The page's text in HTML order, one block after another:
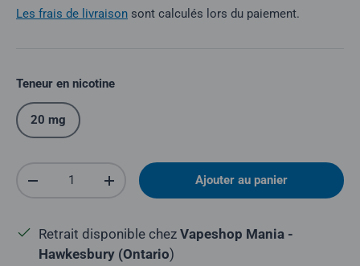
Les frais de livraison sont calculés lors du paiement.
Teneur en nicotine
20 mg
Quantité
Réduire la quantitéAugmenter la quantitéAjouter au panier
Retrait disponible chez Vapeshop Mania -
Hawkesbury (Ontario)